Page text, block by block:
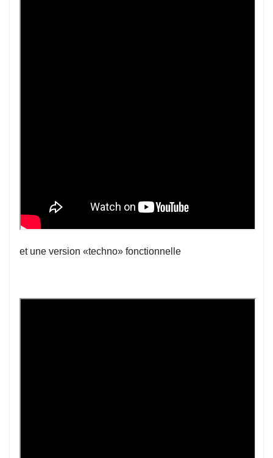
et une version «techno» fonctionnelle